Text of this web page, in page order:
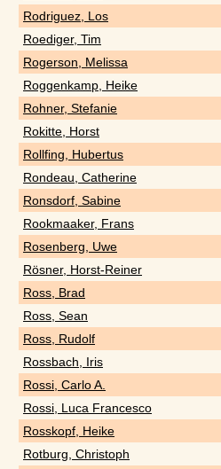
Rodriguez, Los
Roediger, Tim
Rogerson, Melissa
Roggenkamp, Heike
Rohner, Stefanie
Rokitte, Horst
Rollfing, Hubertus
Rondeau, Catherine
Ronsdorf, Sabine
Rookmaaker, Frans
Rosenberg, Uwe
Rösner, Horst-Reiner
Ross, Brad
Ross, Sean
Ross, Rudolf
Rossbach, Iris
Rossi, Carlo A.
Rossi, Luca Francesco
Rosskopf, Heike
Rotburg, Christoph